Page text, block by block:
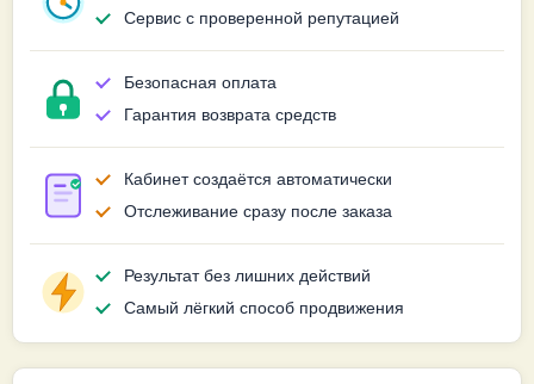
Сервис с проверенной репутацией
Безопасная оплата
Гарантия возврата средств
Кабинет создаётся автоматически
Отслеживание сразу после заказа
Результат без лишних действий
Самый лёгкий способ продвижения